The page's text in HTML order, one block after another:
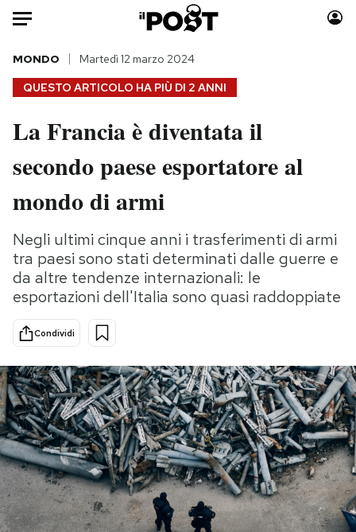
Auto
HOME
Italia
Politica
Tecnologia
Scienza
Cultura
Economia
Sport
Moda
Consumismi
Media
Europa
Altrecose
PODCAST
NEWSLETTER
I MIEI PREFERITI
QUESTO ARTICOLO HA PIÙ DI 2 ANNI
MONDO Martedì 12 marzo 2024
La Francia è diventata il
secondo paese esportatore al
mondo di armi
Negli ultimi cinque anni i trasferimenti di armi
tra paesi sono stati determinati dalle guerre e
da altre tendenze internazionali: le
esportazioni dell'Italia sono quasi raddoppiate
Condividi